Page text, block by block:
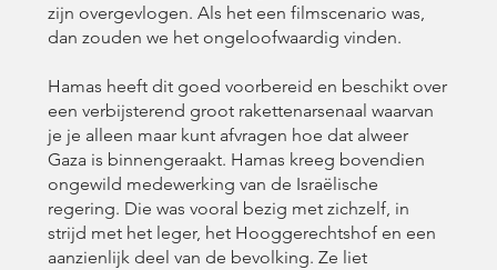
zijn overgevlogen. Als het een filmscenario was,
dan zouden we het ongeloofwaardig vinden.
Hamas heeft dit goed voorbereid en beschikt over
een verbijsterend groot rakettenarsenaal waarvan
je je alleen maar kunt afvragen hoe dat alweer
Gaza is binnengeraakt. Hamas kreeg bovendien
ongewild medewerking van de Israëlische
regering. Die was vooral bezig met zichzelf, in
strijd met het leger, het Hooggerechtshof en een
aanzienlijk deel van de bevolking. Ze liet